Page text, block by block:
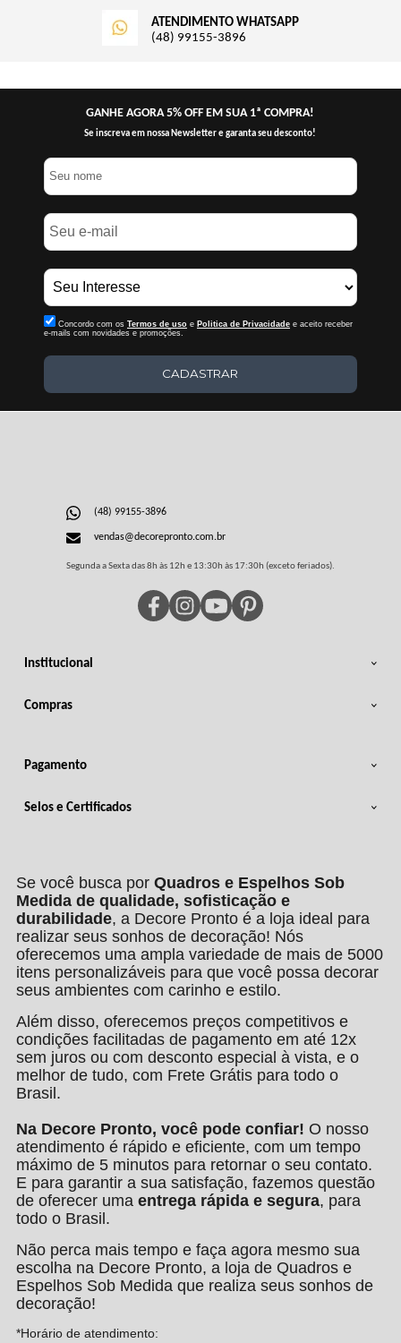
ATENDIMENTO WHATSAPP
(48) 99155-3896
GANHE AGORA 5% OFF EM SUA 1ª COMPRA!
Se inscreva em nossa Newsletter e garanta seu desconto!
Concordo com os Termos de uso e Politica de Privacidadee aceito receber
e-mails com novidades e promoções.
CADASTRAR
Institucional
Compras
(48) 99155-3896
vendas@decorepronto.com.br
Segunda a Sexta das 8h às 12h e 13:30h às 17:30h (exceto feriados).
Pagamento
Selos e Certificados
Se você busca por Quadros e Espelhos Sob
Medida de qualidade, sofisticação e
durabilidade, a Decore Pronto é a loja ideal para
realizar seus sonhos de decoração! Nós
oferecemos uma ampla variedade de mais de 5000
itens personalizáveis para que você possa decorar
seus ambientes com carinho e estilo.
Além disso, oferecemos preços competitivos e
condições facilitadas de pagamento em até 12x
sem juros ou com desconto especial à vista, e o
melhor de tudo, com Frete Grátis para todo o
Brasil.
Na Decore Pronto, você pode confiar! O nosso
atendimento é rápido e eficiente, com um tempo
máximo de 5 minutos para retornar o seu contato.
E para garantir a sua satisfação, fazemos questão
de oferecer uma entrega rápida e segura, para
todo o Brasil.
Não perca mais tempo e faça agora mesmo sua
escolha na Decore Pronto, a loja de Quadros e
Espelhos Sob Medida que realiza seus sonhos de
decoração!
*Horário de atendimento: